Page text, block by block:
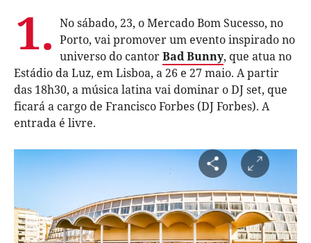
1. No sábado, 23, o Mercado Bom Sucesso, no
Porto, vai promover um evento inspirado no
universo do cantorBad Bunny, que atua no
Estádio da Luz, em Lisboa, a 26 e 27 maio. A partir
das 18h30, a música latina vai dominar o DJ set, que
ficará a cargo de Francisco Forbes (DJ Forbes). A
entrada é livre.